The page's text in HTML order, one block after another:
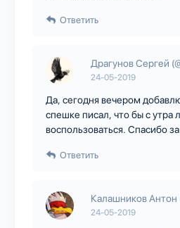
Ответить
Драгунов Сергей
24-05-2019
Да, сегодня вечером
спешке писал, что бы с утра
воспользоваться. Спасибо
Ответить
Калашников Антон
24-05-2019